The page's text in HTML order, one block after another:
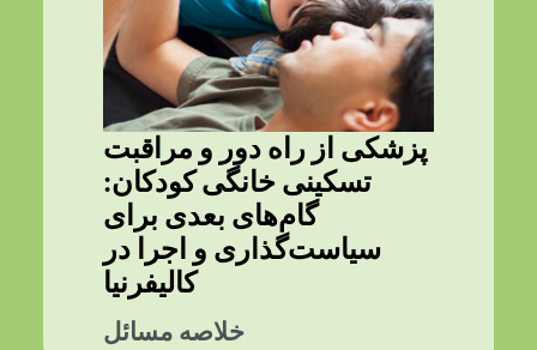
پزشکی از راه دور و مراقبت
تسکینی خانگی کودکان:
گام‌های بعدی برای
سیاست‌گذاری و اجرا در
کالیفرنیا
خلاصه مسائل